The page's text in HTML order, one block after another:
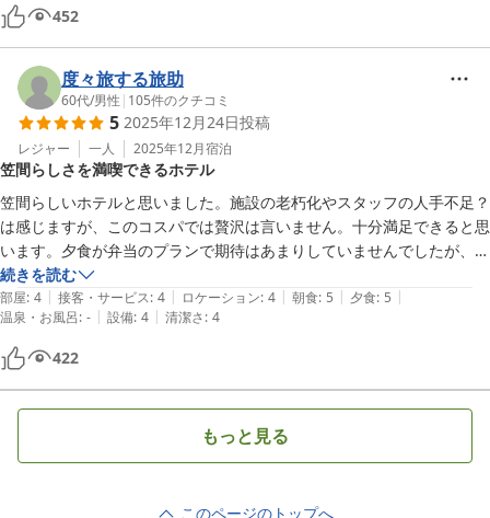
ーが何杯でも飲めるのは努力されてるなと思います。お風呂が昔ながら
のお湯とお水のカランをひねって温度調節するタイプ、部屋の鍵もカー
ないけどリニューアルされたらもっといいのかなーと思いました。で
も、満足度の高いホテルさんでした！笠間に用がある時はまた利用させ
てもらいたいです！！
452
度々旅する旅助
60代/男性 | 105件のクチコミ
5 2025年12月24日投稿
レジャー 一人 2025年12月宿泊
笠間らしさを満喫できるホテル
笠間らしいホテルと思いました。施設の老朽化やスタッフの人手不足？
は感じますが、このコスパでは贅沢は言いません。十分満足できると思
います。夕食が弁当のプランで期待はあまりしていませんでしたが、ご
飯は温かくすごくおいしいお弁当でした。朝食（和食）も本当においし
く、器も笠間ならではでとても素敵でした。レストランの雰囲気もスタ
ッフの対応も素晴らしくゆっくりできた一人旅でした。また行きたいホ
テルです。
続きを読む
部屋: 4 | 接客・サービス: 4 | ロケーション: 4 | 朝食: 5 | 夕食: 5 |
温泉・お風呂: - | 設備: 4 | 清潔さ: 4
422
もっと見る
このページのトップへ